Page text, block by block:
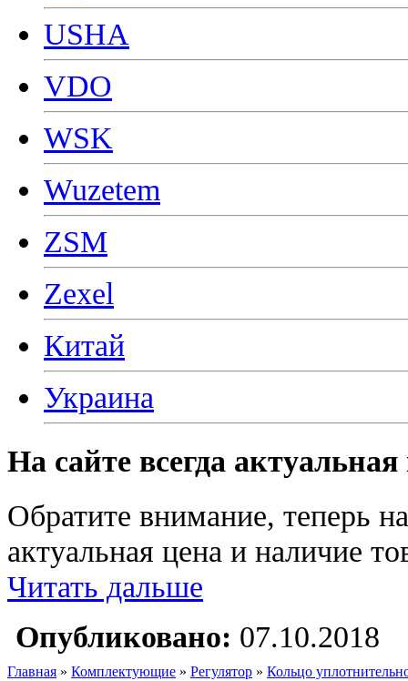
USHA
VDO
WSK
Wuzetem
ZSM
Zexel
Китай
Украина
На сайте всегда
Обратите внимание, теперь
актуальная цена и наличие
Читать дальше
Опубликовано: 07.10.2018
Главная » Комплектующие » Регулятор » Кольцо